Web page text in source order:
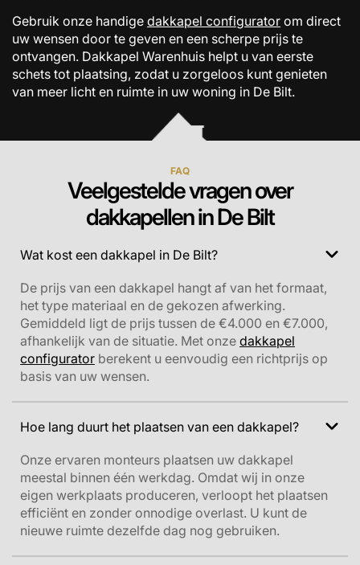
Gebruik onze handige dakkapel configurator om direct
uw wensen door te geven en een scherpe prijs te
ontvangen. Dakkapel Warenhuis helpt u van eerste
schets tot plaatsing, zodat u zorgeloos kunt genieten
van meer licht en ruimte in uw woning in De Bilt.
FAQ
Veelgestelde vragen over
dakkapellen in De Bilt
Wat kost een dakkapel in De Bilt?
De prijs van een dakkapel hangt af van het formaat,
het type materiaal en de gekozen afwerking.
Gemiddeld ligt de prijs tussen de €4.000 en €7.000,
afhankelijk van de situatie. Met onze dakkapel
configurator berekent u eenvoudig een richtprijs op
basis van uw wensen.
Hoe lang duurt het plaatsen van een dakkapel?
Onze ervaren monteurs plaatsen uw dakkapel
meestal binnen één werkdag. Omdat wij in onze
eigen werkplaats produceren, verloopt het plaatsen
efficiënt en zonder onnodige overlast. U kunt de
nieuwe ruimte dezelfde dag nog gebruiken.